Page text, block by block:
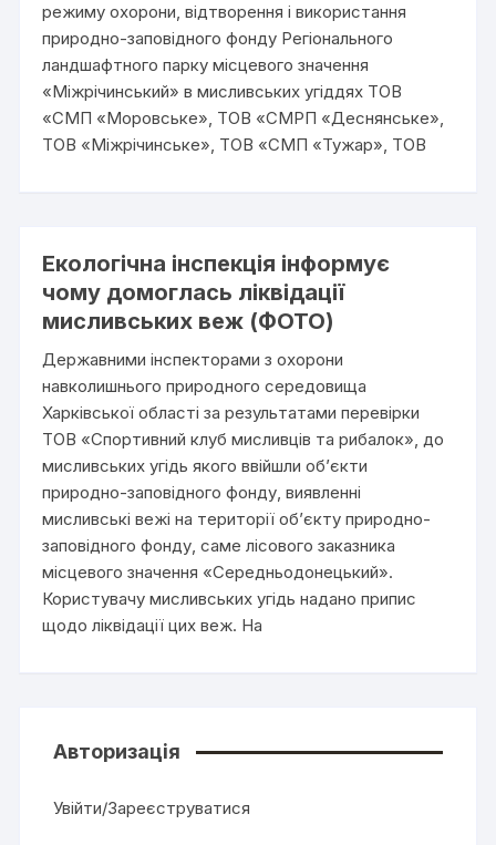
режиму охорони, відтворення і використання
природно-заповідного фонду Регіонального
ландшафтного парку місцевого значення
«Міжрічинський» в мисливських угіддях ТОВ
«СМП «Моровське», ТОВ «СМРП «Деснянське»,
ТОВ «Міжрічинське», ТОВ «СМП «Тужар», ТОВ
Екологічна інспекція інформує
чому домоглась ліквідації
мисливських веж (ФОТО)
Державними інспекторами з охорони
навколишнього природного середовища
Харківської області за результатами перевірки
ТОВ «Спортивний клуб мисливців та рибалок», до
мисливських угідь якого ввійшли об’єкти
природно-заповідного фонду, виявленні
мисливські вежі на території об’єкту природно-
заповідного фонду, саме лісового заказника
місцевого значення «Середньодонецький».
Користувачу мисливських угідь надано припис
щодо ліквідації цих веж. На
Авторизація
Увійти/Зареєструватися